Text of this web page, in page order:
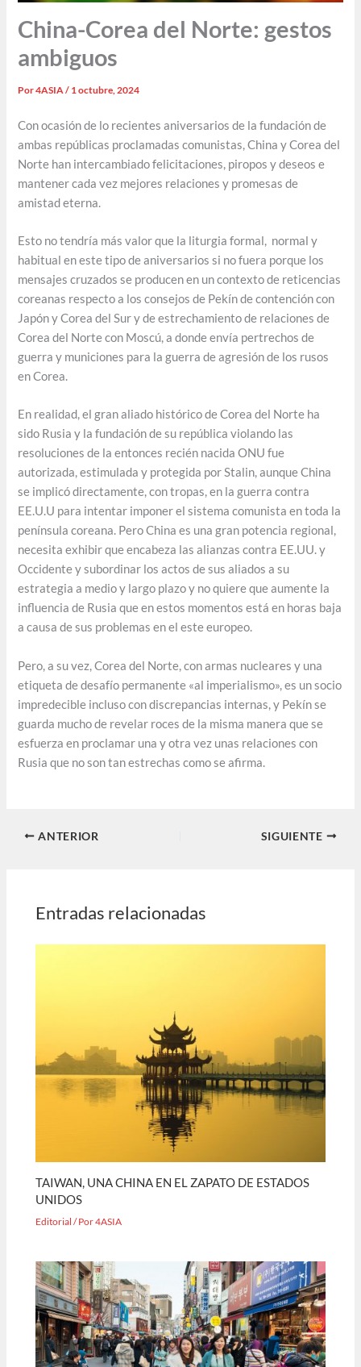
China-Corea del Norte: gestos
ambiguos
Por4ASIA/ 1 octubre, 2024
Con ocasión de lo recientes aniversarios de la fundación de
ambas repúblicas proclamadas comunistas, China y Corea del
Norte han intercambiado felicitaciones, piropos y deseos e
mantener cada vez mejores relaciones y promesas de
amistad eterna.
Esto no tendría más valor que la liturgia formal, normal y
habitual en este tipo de aniversarios si no fuera porque los
mensajes cruzados se producen en un contexto de reticencias
coreanas respecto a los consejos de Pekín de contención con
Japón y Corea del Sur y de estrechamiento de relaciones de
Corea del Norte con Moscú, a donde envía pertrechos de
guerra y municiones para la guerra de agresión de los rusos
en Corea.
En realidad, el gran aliado histórico de Corea del Norte ha
sido Rusia y la fundación de su república violando las
resoluciones de la entonces recién nacida ONU fue
autorizada, estimulada y protegida por Stalin, aunque China
se implicó directamente, con tropas, en la guerra contra
EE.U.U para intentar imponer el sistema comunista en toda la
península coreana. Pero China es una gran potencia regional,
necesita exhibir que encabeza las alianzas contra EE.UU. y
Occidente y subordinar los actos de sus aliados a su
estrategia a medio y largo plazo y no quiere que aumente la
influencia de Rusia que en estos momentos está en horas baja
a causa de sus problemas en el este europeo.
Pero, a su vez, Corea del Norte, con armas nucleares y una
etiqueta de desafío permanente «al imperialismo», es un socio
impredecible incluso con discrepancias internas, y Pekín se
guarda mucho de revelar roces de la misma manera que se
esfuerza en proclamar una y otra vez unas relaciones con
Rusia que no son tan estrechas como se afirma.
ANTERIOR SIGUIENTE
Entradas relacionadas
TAIWAN, UNA CHINA EN EL ZAPATO DE ESTADOS
UNIDOS
Editorial / Por4ASIA